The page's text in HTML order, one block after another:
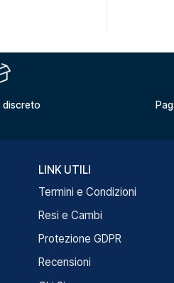
discreto
LINK UTILI
Termini e Condizioni
Resi e Cambi
Protezione GDPR
Recensioni